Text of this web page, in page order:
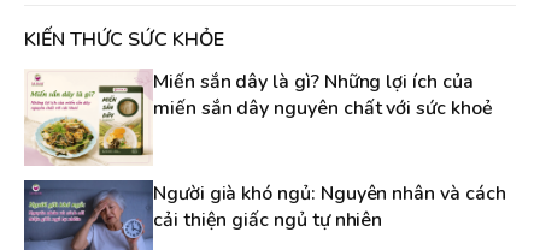
KIẾN THỨC SỨC KHỎE
Miến sắn dây là gì? Những lợi ích của
miến sắn dây nguyên chất với sức khoẻ
Người già khó ngủ: Nguyên nhân và cách
cải thiện giấc ngủ tự nhiên